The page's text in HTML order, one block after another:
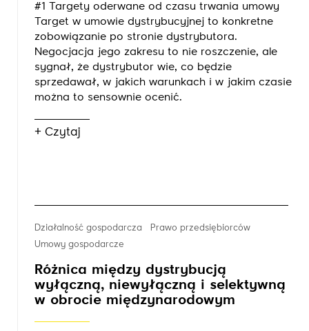
#1 Targety oderwane od czasu trwania umowy
Target w umowie dystrybucyjnej to konkretne
zobowiązanie po stronie dystrybutora.
Negocjacja jego zakresu to nie roszczenie, ale
sygnał, że dystrybutor wie, co będzie
sprzedawał, w jakich warunkach i w jakim czasie
można to sensownie ocenić.
+ Czytaj
Działalność gospodarcza
Prawo przedsiębiorców
Umowy gospodarcze
Różnica między dystrybucją
wyłączną, niewyłączną i selektywną
w obrocie międzynarodowym